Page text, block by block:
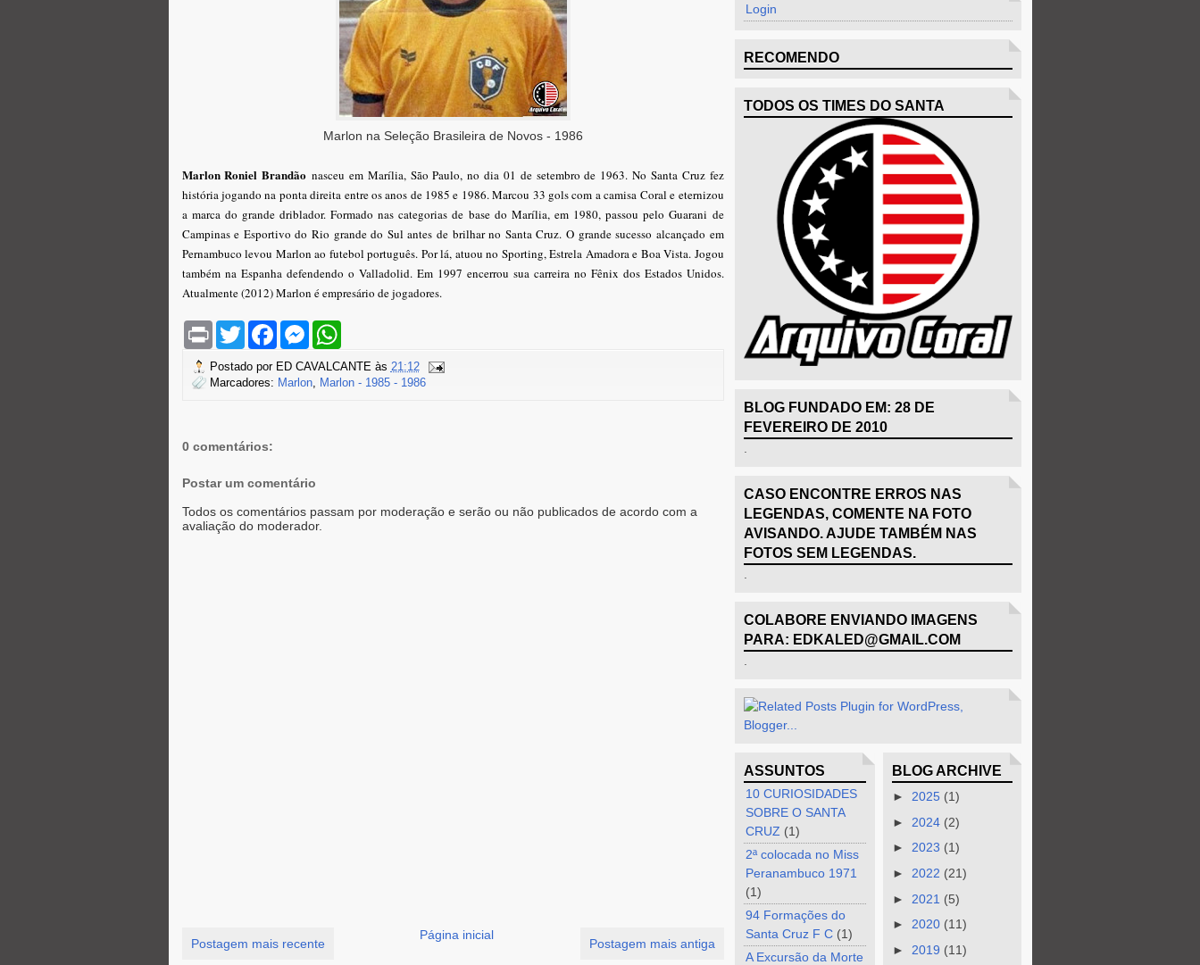
Marlon na Seleção Brasileira de Novos - 1986
Marlon Roniel Brandão nasceu em Marília, São Paulo, no dia 01 de setembro de 1963. No Santa Cruz fez
história jogando na ponta direita entre os anos de 1985 e 1986. Marcou 33 gols com a camisa Coral e eternizou
a marca do grande driblador. Formado nas categorias de base do Marília, em 1980, passou pelo Guarani de
Campinas e Esportivo do Rio grande do Sul antes de brilhar no Santa Cruz. O grande sucesso alcançado em
Pernambuco levou Marlon ao futebol português. Por lá, atuou no Sporting, Estrela Amadora e Boa Vista. Jogou
também na Espanha defendendo o Valladolid. Em 1997 encerrou sua carreira no Fênix dos Estados Unidos.
Atualmente (2012) Marlon é empresário de jogadores.
P
n
t
T
w
t
t
F
e
b
M
s
e
W
t
s
Postado por ED CAVALCANTE às 21:12
Marcadores: Marlon, Marlon - 1985 - 1986
0 comentários:
Postar um comentário
Todos os comentários passam por moderação e serão ou não publicados de acordo com a
avaliação do moderador.
Postagem mais recente Postagem mais antiga
Página inicial
Login
RECOMENDO
TODOS OS TIMES DO SANTA
BLOG FUNDADO EM: 28 DE
FEVEREIRO DE 2010
CASO ENCONTRE ERROS NAS
LEGENDAS, COMENTE NA FOTO
AVISANDO. AJUDE TAMBÉM NAS
FOTOS SEM LEGENDAS.
COLABORE ENVIANDO IMAGENS
PARA: EDKALED@GMAIL.COM
ASSUNTOS
10 CURIOSIDADES
SOBRE O SANTA
CRUZ (1)
2ª colocada no Miss
Peranambuco 1971
(1)
94 Formações do
Santa Cruz F C (1)
A Excursão da Morte
BLOG ARCHIVE
►2025 (1)
► 2024 (2)
►2023 (1)
► 2022 (21)
► 2021 (5)
► 2020 (11)
► 2019 (11)